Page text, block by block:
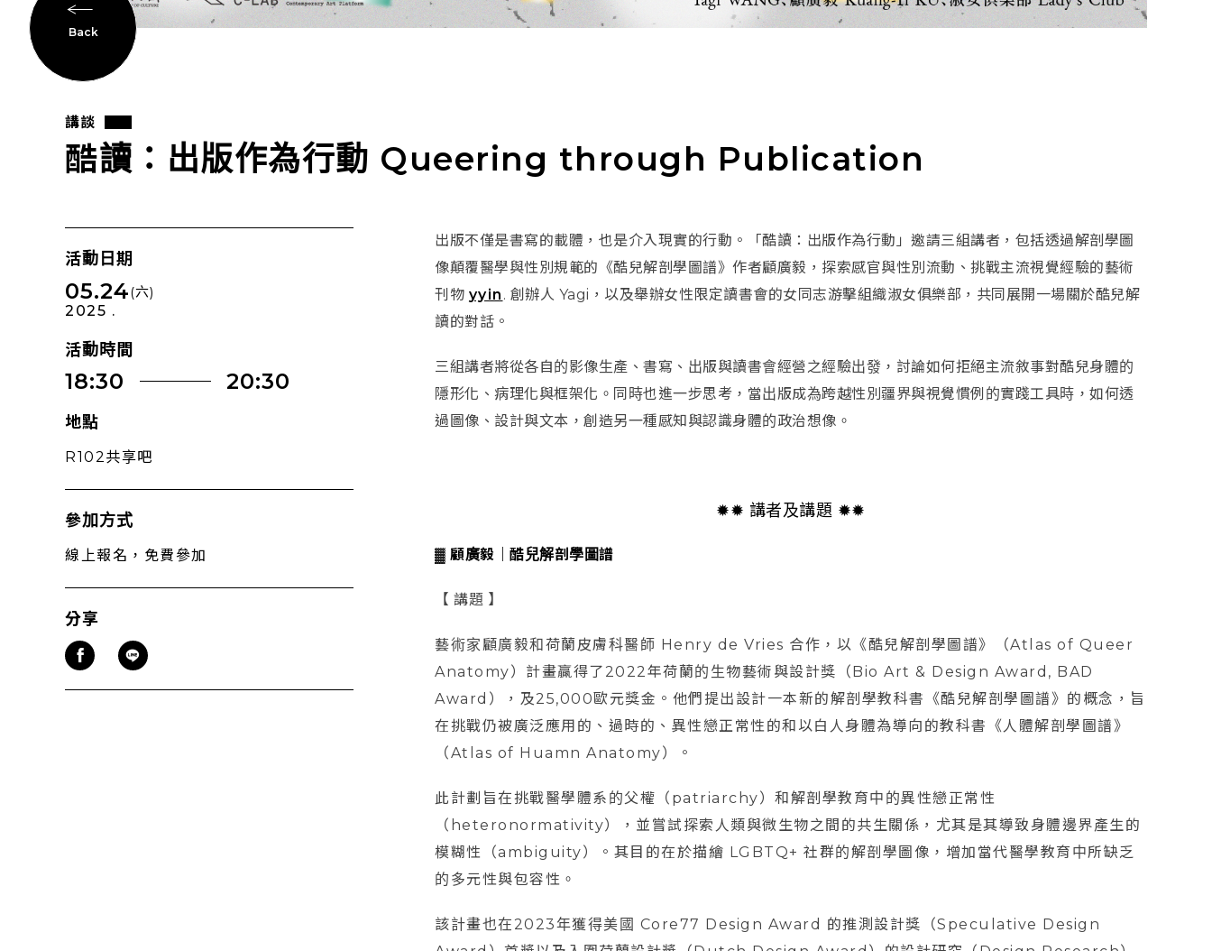
Back
講談
酷讀：出版作為行動 Queering through Publication
活動日期
05.24(六)
2025 .
活動時間
18:30 20:30
地點
R102共享吧
參加方式
線上報名，免費參加
分享
出版不僅是書寫的載體，也是介入現實的行動。「酷讀：出版作為行動」邀請三組講者，包括透過解剖學圖
像顛覆醫學與性別規範的《酷兒解剖學圖譜》作者顧廣毅，探索感官與性別流動、挑戰主流視覺經驗的藝術
刊物 yyin . 創辦人 Yagi，以及舉辦女性限定讀書會的女同志游擊組織淑女俱樂部，共同展開一場關於酷兒解
讀的對話。
三組講者將從各自的影像生產、書寫、出版與讀書會經營之經驗出發，討論如何拒絕主流敘事對酷兒身體的
隱形化、病理化與框架化。同時也進一步思考，當出版成為跨越性別疆界與視覺慣例的實踐工具時，如何透
過圖像、設計與文本，創造另一種感知與認識身體的政治想像。
✹✹ 講者及講題 ✹✹
▓ 顧廣毅｜酷兒解剖學圖譜
【 講題 】
藝術家顧廣毅和荷蘭皮膚科醫師 Henry de Vries 合作，以《酷兒解剖學圖譜》（Atlas of Queer
Anatomy）計畫贏得了2022年荷蘭的生物藝術與設計獎（Bio Art & Design Award, BAD
Award），及25,000歐元獎金。他們提出設計一本新的解剖學教科書《酷兒解剖學圖譜》的概念，旨
在挑戰仍被廣泛應用的、過時的、異性戀正常性的和以白人身體為導向的教科書《人體解剖學圖譜》
（Atlas of Huamn Anatomy）。
此計劃旨在挑戰醫學體系的父權（patriarchy）和解剖學教育中的異性戀正常性
（heteronormativity），並嘗試探索人類與微生物之間的共生關係，尤其是其導致身體邊界產生的
模糊性（ambiguity）。其目的在於描繪 LGBTQ+ 社群的解剖學圖像，增加當代醫學教育中所缺乏
的多元性與包容性。
該計畫也在2023年獲得美國 Core77 Design Award 的推測設計獎（Speculative Design